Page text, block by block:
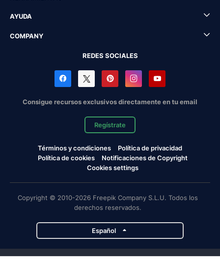
AYUDA
COMPANY
REDES SOCIALES
Consigue recursos exclusivos directamente en tu email
Regístrate
Términos y condiciones
Política de privacidad
Política de cookies
Notificaciones de Copyright
Cookies settings
Copyright © 2010-2026 Freepik Company S.L.U. Todos los
derechos reservados.
Español